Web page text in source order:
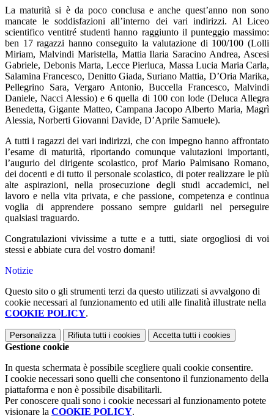
La maturità si è da poco conclusa e anche quest’anno non sono
mancate le soddisfazioni all’interno dei vari indirizzi. Al Liceo
scientifico ventitré studenti hanno raggiunto il punteggio massimo:
ben 17 ragazzi hanno conseguito la valutazione di 100/100 (Lolli
Miriam, Malvindi Maristella, Mattia Ilaria Saracino Andrea, Ascesi
Gabriele, Debonis Marta, Lecce Pierluca, Massa Lucia Maria Carla,
Salamina Francesco, Denitto Giada, Suriano Mattia, D’Oria Marika,
Pellegrino Sara, Vergaro Antonio, Buccella Francesco, Malvindi
Daniele, Nacci Alessio) e 6 quella di 100 con lode (Deluca Allegra
Benedetta, Gigante Matteo, Campana Jacopo Alberto Maria, Magrì
Alessia, Norberti Giovanni Davide, D’Aprile Samuele).
A tutti i ragazzi dei vari indirizzi, che con impegno hanno affrontato
l’esame di maturità, riportando comunque valutazioni importanti,
l’augurio del dirigente scolastico, prof Mario Palmisano Romano,
dei docenti e di tutto il personale scolastico, di poter realizzare le più
alte aspirazioni, nella prosecuzione degli studi accademici, nel
lavoro e nella vita privata, e che passione, competenza e continua
voglia di apprendere possano sempre guidarli nel perseguire
qualsiasi traguardo.
Congratulazioni vivissime a tutte e a tutti, siate orgogliosi di voi
stessi e abbiate cura del vostro domani!
Notizie
Questo sito o gli strumenti terzi da questo utilizzati si avvalgono di
cookie necessari al funzionamento ed utili alle finalità illustrate nella
COOKIE POLICY.
Personalizza Rifiuta tutti i cookies Accetta tutti i cookies
Gestione cookie
In questa schermata è possibile scegliere quali cookie consentire.
I cookie necessari sono quelli che consentono il funzionamento della
piattaforma e non è possibile disabilitarli.
Per conoscere quali sono i cookie necessari al funzionamento potete
visionare la COOKIE POLICY.